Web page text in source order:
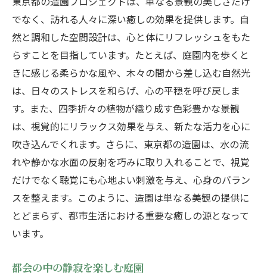
でなく、訪れる人々に深い癒しの効果を提供します。自
然と調和した空間設計は、心と体にリフレッシュをもた
らすことを目指しています。たとえば、庭園内を歩くと
きに感じる柔らかな風や、木々の間から差し込む自然光
は、日々のストレスを和らげ、心の平穏を呼び戻しま
す。また、四季折々の植物が織り成す色彩豊かな景観
は、視覚的にリラックス効果を与え、新たな活力を心に
吹き込んでくれます。さらに、東京都の造園は、水の流
れや静かな水面の反射を巧みに取り入れることで、視覚
だけでなく聴覚にも心地よい刺激を与え、心身のバラン
スを整えます。このように、造園は単なる美観の提供に
とどまらず、都市生活における重要な癒しの源となって
います。
都会の中の静寂を楽しむ庭園